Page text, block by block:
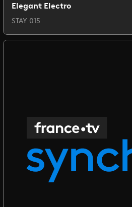
Elegant Electro
STAY 015